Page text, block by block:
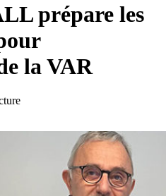
prépare les
la VAR